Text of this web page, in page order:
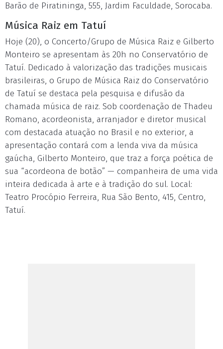
Barão de Piratininga, 555, Jardim Faculdade, Sorocaba.
Música Raiz em Tatuí
Hoje (20), o Concerto/Grupo de Música Raiz e Gilberto
Monteiro se apresentam às 20h no Conservatório de
Tatuí. Dedicado à valorização das tradições musicais
brasileiras, o Grupo de Música Raiz do Conservatório
de Tatuí se destaca pela pesquisa e difusão da
chamada música de raiz. Sob coordenação de Thadeu
Romano, acordeonista, arranjador e diretor musical
com destacada atuação no Brasil e no exterior, a
apresentação contará com a lenda viva da música
gaúcha, Gilberto Monteiro, que traz a força poética de
sua “acordeona de botão” — companheira de uma vida
inteira dedicada à arte e à tradição do sul. Local:
Teatro Procópio Ferreira, Rua São Bento, 415, Centro,
Tatuí.